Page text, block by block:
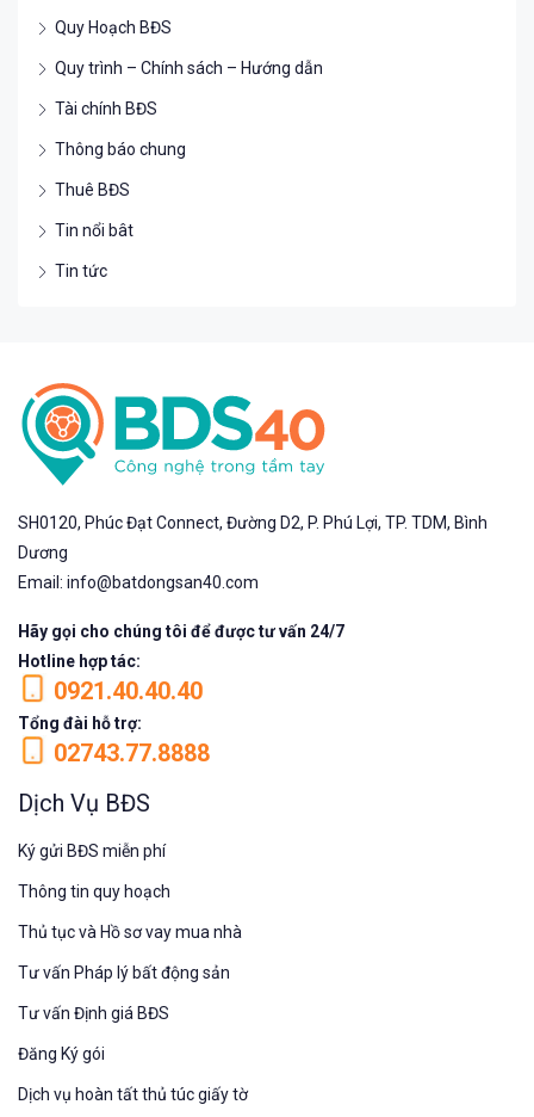
Quy Hoạch BĐS
Quy trình – Chính sách – Hướng dẫn
Tài chính BĐS
Thông báo chung
Thuê BĐS
Tin nổi bât
Tin tức
SH0120, Phúc Đạt Connect, Đường D2, P. Phú Lợi, TP. TDM, Bình
Dương
Email: info@batdongsan40.com
Hãy gọi cho chúng tôi để được tư vấn 24/7
Hotline hợp tác:
0921.40.40.40
Tổng đài hỗ trợ:
02743.77.8888
Dịch Vụ BĐS
Ký gửi BĐS miễn phí
Thông tin quy hoạch
Thủ tục và Hồ sơ vay mua nhà
Tư vấn Pháp lý bất động sản
Tư vấn Định giá BĐS
Đăng Ký gói
Dịch vụ hoàn tất thủ túc giấy tờ